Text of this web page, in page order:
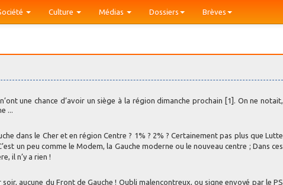
Culture Médias Dossiers Brèves
une chance d’avoir un siège à la région dimanche prochain [1]. On ne notait,
...
dans le Cher et en région Centre ? 1% ? 2% ? Certainement pas plus que Lutte
un peu comme le Modem, la Gauche moderne ou le nouveau centre ; Dans ces
il n’y a rien !
aucune du Front de Gauche ! Oubli malencontreux, ou signe envoyé par le PS